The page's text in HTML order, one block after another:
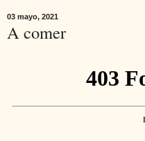
03 mayo, 2021
A comer